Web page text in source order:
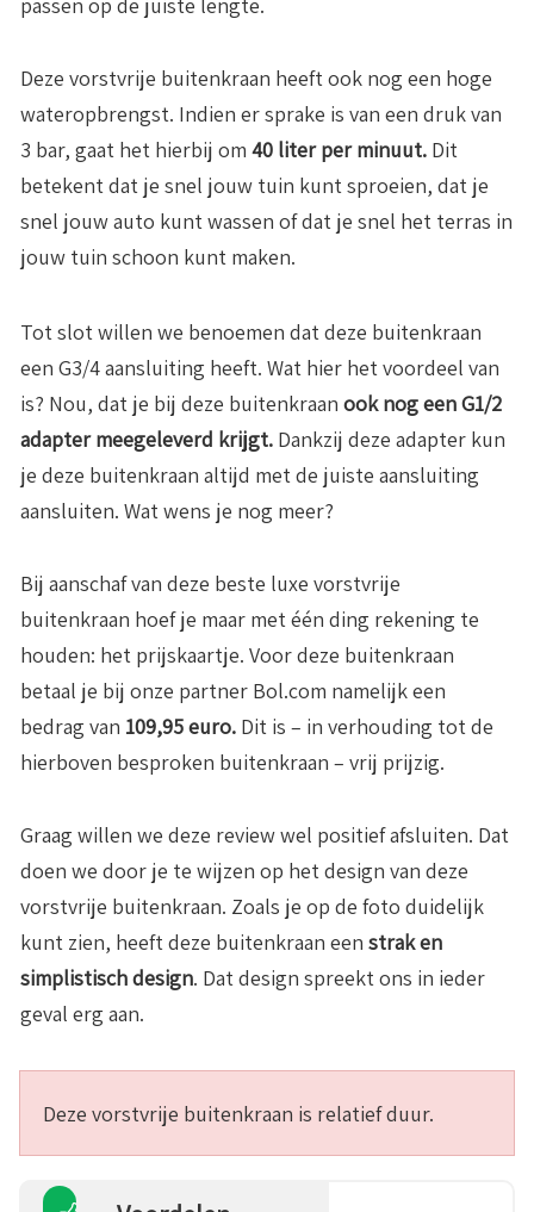
Deze vorstvrije buitenkraan heeft ook nog een hoge
wateropbrengst. Indien er sprake is van een druk van
3 bar, gaat het hierbij om 40 liter per minuut. Dit
betekent dat je snel jouw tuin kunt sproeien, dat je
snel jouw auto kunt wassen of dat je snel het terras in
jouw tuin schoon kunt maken.
Tot slot willen we benoemen dat deze buitenkraan
een G3/4 aansluiting heeft. Wat hier het voordeel van
is? Nou, dat je bij deze buitenkraan ook nog een G1/2
adapter meegeleverd krijgt. Dankzij deze adapter kun
je deze buitenkraan altijd met de juiste aansluiting
aansluiten. Wat wens je nog meer?
Bij aanschaf van deze beste luxe vorstvrije
buitenkraan hoef je maar met één ding rekening te
houden: het prijskaartje. Voor deze buitenkraan
betaal je bij onze partner Bol.com namelijk een
bedrag van 109,95 euro. Dit is – in verhouding tot de
hierboven besproken buitenkraan – vrij prijzig.
Graag willen we deze review wel positief afsluiten. Dat
doen we door je te wijzen op het design van deze
vorstvrije buitenkraan. Zoals je op de foto duidelijk
kunt zien, heeft deze buitenkraan een strak en
simplistisch design. Dat design spreekt ons in ieder
geval erg aan.
Deze vorstvrije buitenkraan is relatief duur.